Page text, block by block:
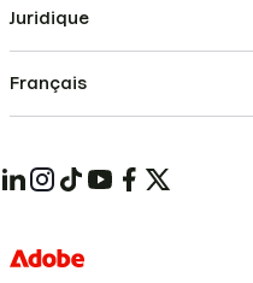
Juridique
Français